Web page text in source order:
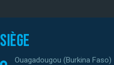
Siège
Ouagadougou (Burkina Faso)